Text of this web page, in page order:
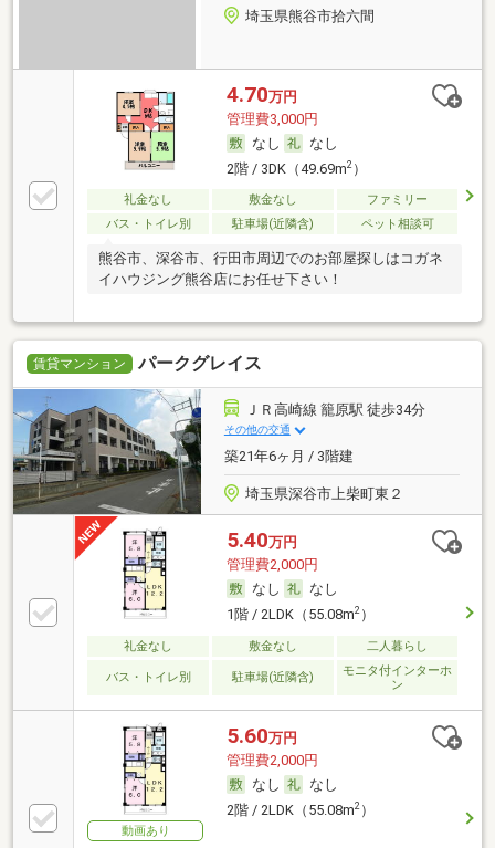
埼玉県熊谷市拾六間
4.70万円
管理費3,000円
なし
なし
2階 / 3DK（49.69m2）
礼金なし 敷金なし
ファミリー
バス・トイレ別
駐車場(近隣含) ペット相談可
熊谷市、深谷市、行田市周辺でのお部屋探しはコガネ
イハウジング熊谷店にお任せ下さい！
賃貸マンション パークグレイス
ＪＲ高崎線 籠原駅 徒歩34分
その他の交通
築21年6ヶ月 / 3階建
埼玉県深谷市上柴町東２
5.40万円
管理費2,000円
なし
なし
1階 / 2LDK（55.08m2）
礼金なし 敷金なし 二人暮らし
バス・トイレ別 駐車場(近隣含)
モニタ付インターホ
ン
動画あり
5.60万円
管理費2,000円
なし
なし
2階 / 2LDK（55.08m2）